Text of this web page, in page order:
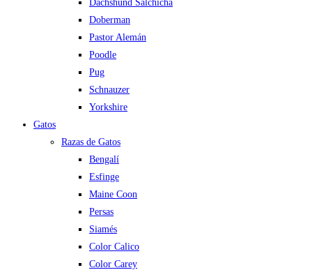
Dachshund Salchicha
Doberman
Pastor Alemán
Poodle
Pug
Schnauzer
Yorkshire
Gatos
Razas de Gatos
Bengalí
Esfinge
Maine Coon
Persas
Siamés
Color Calico
Color Carey